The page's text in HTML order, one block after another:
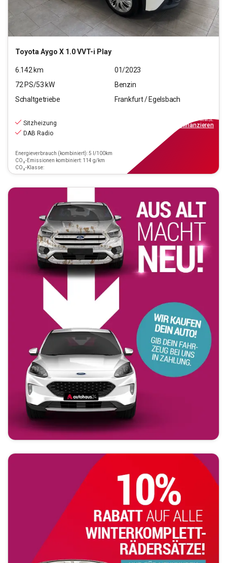
Toyota Aygo X 1.0 VVT-i Play
6.142 km
01/2023
72 PS/53 kW
Benzin
Schaltgetriebe
Frankfurt / Egelsbach
Sitzheizung
DAB Radio
Energieverbrauch (kombiniert): 5 l/100km
CO₂-Emissionen kombiniert: 114 g/km
CO₂-Klasse:
inkl.MwSt.
finanzieren